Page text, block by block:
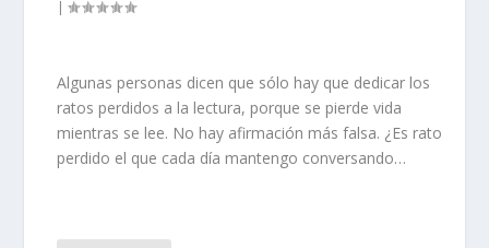
|
Algunas personas dicen que sólo hay que dedicar los
ratos perdidos a la lectura, porque se pierde vida
mientras se lee. No hay afirmación más falsa. ¿Es rato
perdido el que cada día mantengo conversando…